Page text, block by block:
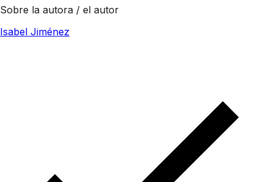
Sobre la autora / el autor
Isabel Jiménez